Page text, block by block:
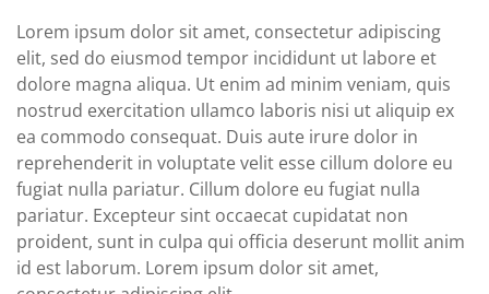
Lorem ipsum dolor sit amet, consectetur adipiscing
elit, sed do eiusmod tempor incididunt ut labore et
dolore magna aliqua. Ut enim ad minim veniam, quis
nostrud exercitation ullamco laboris nisi ut aliquip ex
ea commodo consequat. Duis aute irure dolor in
reprehenderit in voluptate velit esse cillum dolore eu
fugiat nulla pariatur. Cillum dolore eu fugiat nulla
pariatur. Excepteur sint occaecat cupidatat non
proident, sunt in culpa qui officia deserunt mollit anim
id est laborum. Lorem ipsum dolor sit amet,